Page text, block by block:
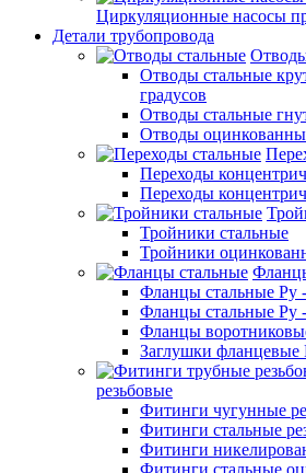
Циркуляционные насосы
Детали трубопровода
Отводы стальные
градусов
Отводы стальные
Отводы
Переходы
Переходы
Тройники стальные
Тройники
Фланцы стальные Ру
Фланцы стальные Ру
Фланцы
Заглушки фланцевые
резьбовые
Фитинги чугунные
Фитинги стальные
Фитинги
Фитинги стальные